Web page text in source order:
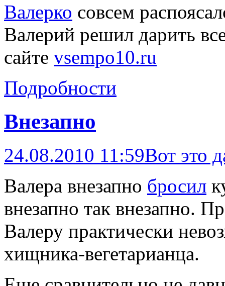
Валерко совсем
Валерий решил дарить
сайте vsempo10.ru
Подробности
Внезапно
24.08.2010 11:59Вот это
Валера внезапно бросил
внезапно так внезапно.
Валеру практически
хищника-вегетарианца.